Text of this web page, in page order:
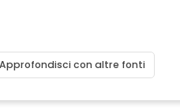
Approfondisci con altre fonti